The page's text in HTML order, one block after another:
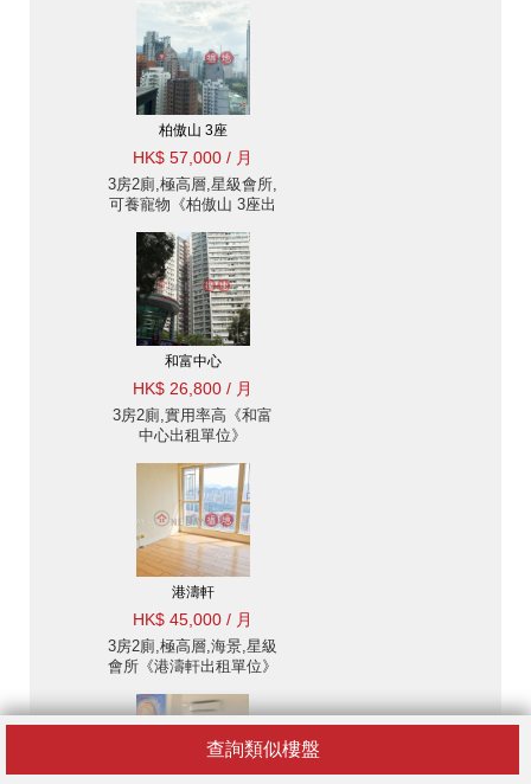
查詢類似樓盤
柏傲山 3座
HK$ 57,000 / 月
3房2廁,極高層,星級會所,
可養寵物《柏傲山 3座出
和富中心
HK$ 26,800 / 月
3房2廁,實用率高《和富
中心出租單位》
港濤軒
HK$ 45,000 / 月
3房2廁,極高層,海景,星級
會所《港濤軒出租單位》